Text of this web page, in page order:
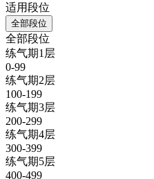
适用段位
全部段位
全部段位
练气期1层
0-99
练气期2层
100-199
练气期3层
200-299
练气期4层
300-399
练气期5层
400-499